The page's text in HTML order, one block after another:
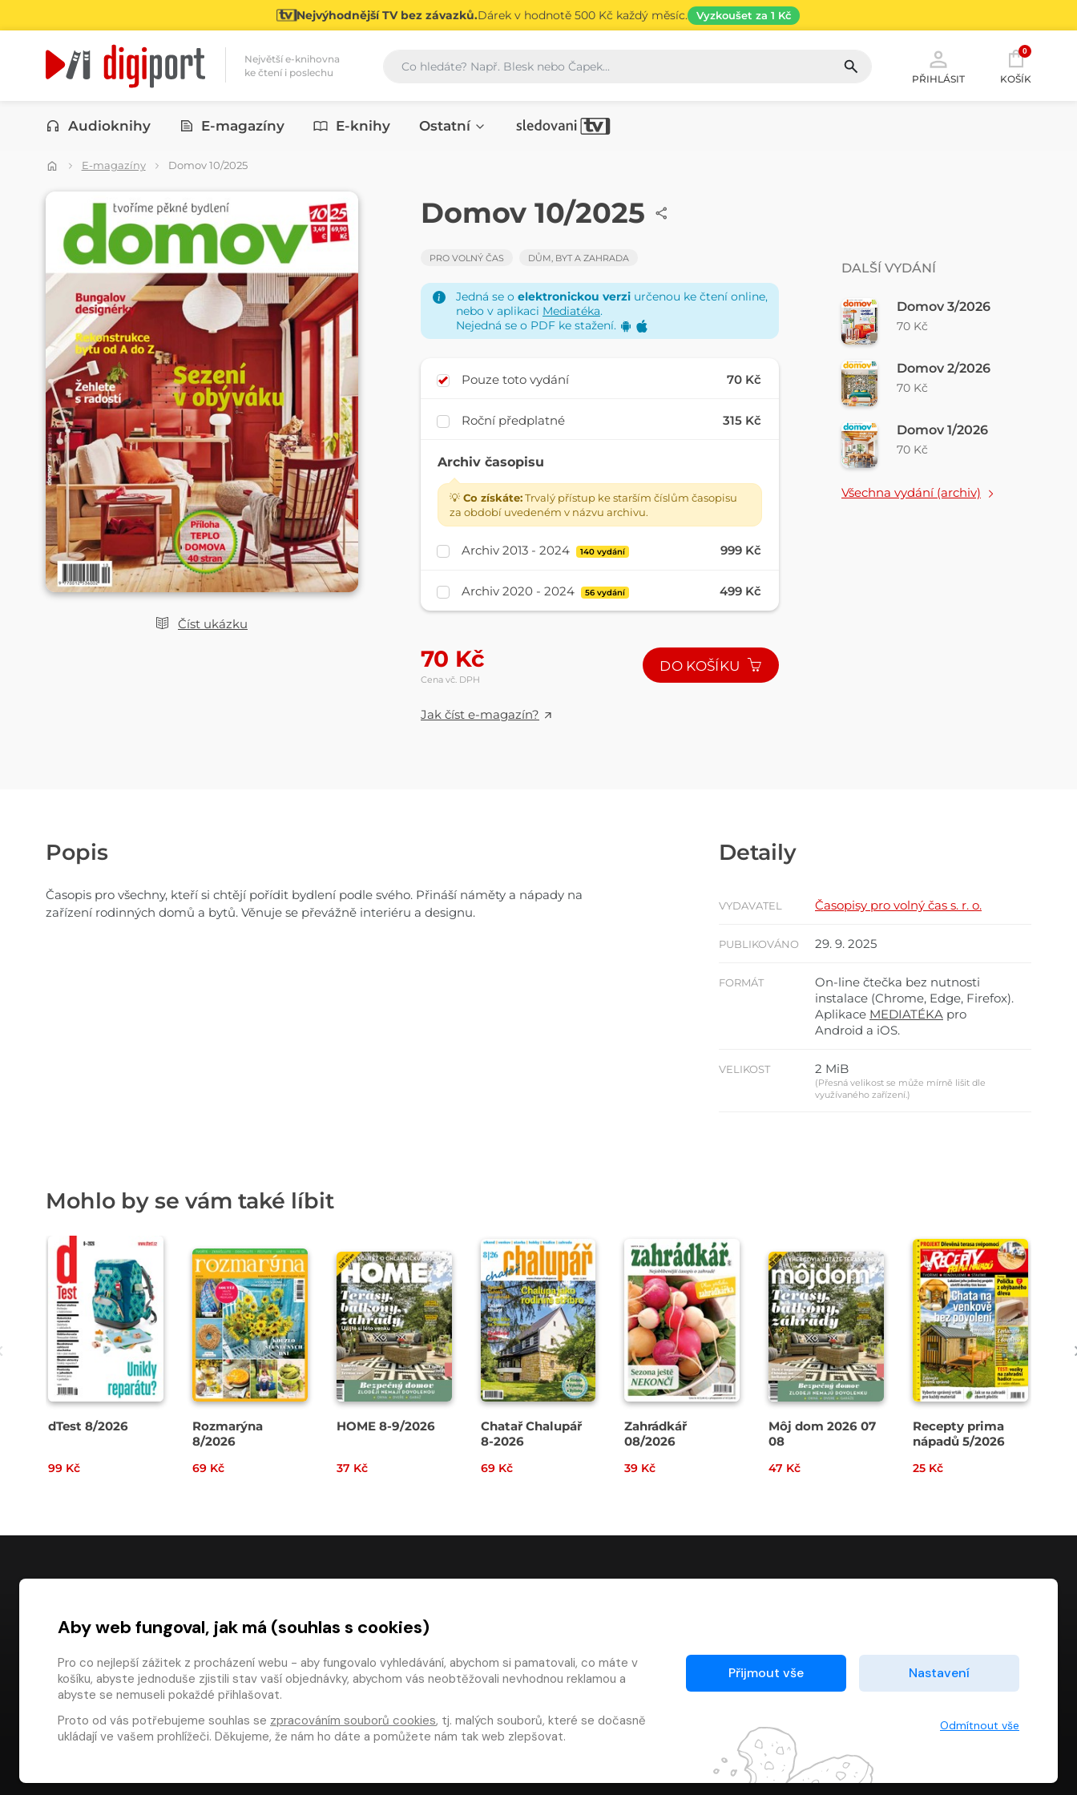
Nejvýhodnější TV bez závazků.Dárek v hodnotě 500 Kč každý měsíc. Vyzkoušet za 1 Kč
Největší e-knihovna
ke čtení i poslechu
Vyhledávání
PŘIHLÁSIT
0
KOŠÍK
Kategorie
Audioknihy E-magazíny E-knihy Ostatní
E-magazíny Domov 10/2025
Číst ukázku
ČASOPIS
Domov 10/2025
PRO VOLNÝ ČAS DŮM, BYT A ZAHRADA
Jedná se o elektronickou verzi určenou ke čtení online,
nebo v aplikaci Mediatéka.
Nejedná se o PDF ke stažení.
Pouze toto vydání 70 Kč
Roční předplatné 315 Kč
Archiv časopisu
💡 Co získáte:Trvalý přístup ke starším číslům časopisu
za období uvedeném v názvu archivu.
Archiv 2013 - 2024 140 vydání 999 Kč
Archiv 2020 - 2024 56 vydání 499 Kč
70 Kč
Cena vč. DPH
DO KOŠÍKU
Jak číst e-magazín?
DALŠÍ VYDÁNÍ
Domov 3/2026
70 Kč
Domov 2/2026
70 Kč
Domov 1/2026
70 Kč
Všechna vydání (archiv)
Popis
Časopis pro všechny, kteří si chtějí pořídit bydlení podle svého. Přináší náměty a nápady na
zařízení rodinných domů a bytů. Věnuje se převážně interiéru a designu.
Detaily
VYDAVATEL Časopisy pro volný čas s. r. o.
PUBLIKOVÁNO 29. 9. 2025
FORMÁT
On-line čtečka bez nutnosti
instalace (Chrome, Edge, Firefox).
Aplikace MEDIATÉKA pro
Android a iOS.
VELIKOST 2 MiB
(Přesná velikost se může mírně lišit dle
využívaného zařízení.)
Mohlo by se vám také líbit
dTest 8/2026
99 Kč
Rozmarýna
8/2026
69 Kč
HOME 8-9/2026
37 Kč
Chatař Chalupář
8-2026
69 Kč
Zahrádkář
08/2026
39 Kč
Môj dom 2026 07
08
47 Kč
Recepty prima
nápadů 5/2026
25 Kč
digiport.cz © 2026
Časté dotazy
Platba
Obchodní podmínky
Odstoupení od smlouvy
Dárkové poukazy
Aplikace Mediatéka
Kontakty
Články
Pro firmy
Osobní údaje
Aby web fungoval, jak má (souhlas s cookies)
Pro co nejlepší zážitek z procházení webu - aby fungovalo vyhledávání, abychom si pamatovali, co máte v
košíku, abyste jednoduše zjistili stav vaší objednávky, abychom vás neobtěžovali nevhodnou reklamou a
abyste se nemuseli pokaždé přihlašovat.
Proto od vás potřebujeme souhlas se zpracováním souborů cookies, tj. malých souborů, které se dočasně
ukládají ve vašem prohlížeči. Děkujeme, že nám ho dáte a pomůžete nám tak web zlepšovat.
Přijmout vše Nastavení
Odmítnout vše